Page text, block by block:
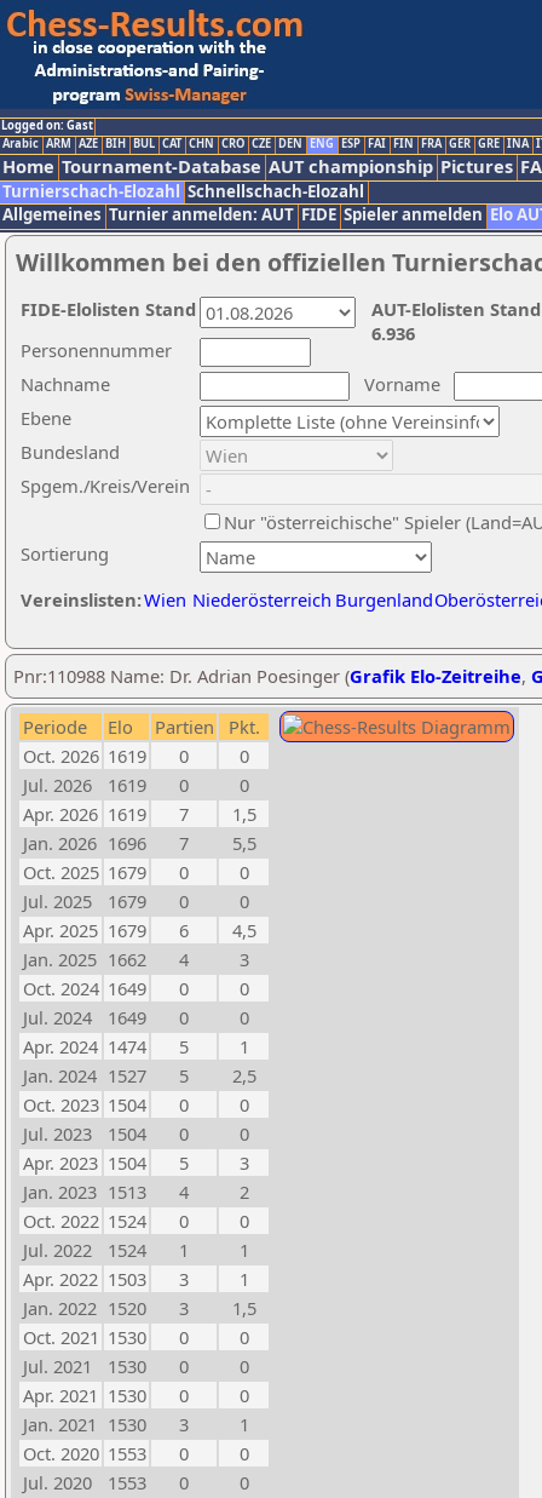
Logged on: Gast
Arabic ARM AZE BIH BUL CAT CHN CRO CZE DEN ENG ESP FAI FIN FRA GER GRE INA
Home Tournament-Database AUT championship Pictures
Turnierschach-Elozahl Schnellschach-Elozahl
Allgemeines Turnier anmelden: AUT FIDE Spieler anmelden Elo
Willkommen bei den offiziellen
Nachname
Vorname
Ebene
Sortierung
Personennummer
Bundesland
Spgem./Kreis/Verein
Nur "österreichische" Spieler
Vereinslisten:Wien Niederösterreich Burgenland
AUT-Elolisten
6.936
FIDE-Elolisten Stand
Pnr:110988 Name: Dr. Adrian Poesinger (Grafik Elo-Zeitreihe,
Periode Elo Partien
Pkt.
Oct. 2026 1619 0
0
Jul. 2026
1619 0
0
Apr. 2026 1619 7
1,5
Jan. 2026 1696 7
5,5
Oct. 2025 1679 0
0
Jul. 2025
1679 0
0
Apr. 2025 1679 6
4,5
Jan. 2025 1662 4
3
Oct. 2024 1649 0
0
Jul. 2024
1649 0
0
Apr. 2024 1474 5
1
Jan. 2024 1527 5
2,5
Oct. 2023 1504 0
0
Jul. 2023
1504 0
0
Apr. 2023 1504 5
3
Jan. 2023 1513 4
2
Oct. 2022 1524 0
0
Jul. 2022
1524 1
1
Apr. 2022 1503 3
1
Jan. 2022 1520 3
1,5
Oct. 2021 1530 0
0
Jul. 2021
1530 0
0
Apr. 2021 1530 0
0
Jan. 2021 1530 3
1
Oct. 2020 1553 0
0
Jul. 2020
1553 0
0